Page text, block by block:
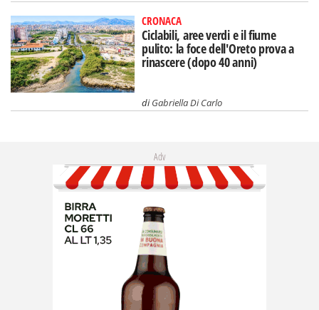
CRONACA
Ciclabili, aree verdi e il fiume
pulito: la foce dell'Oreto prova a
rinascere (dopo 40 anni)
diGabriella Di Carlo
Adv